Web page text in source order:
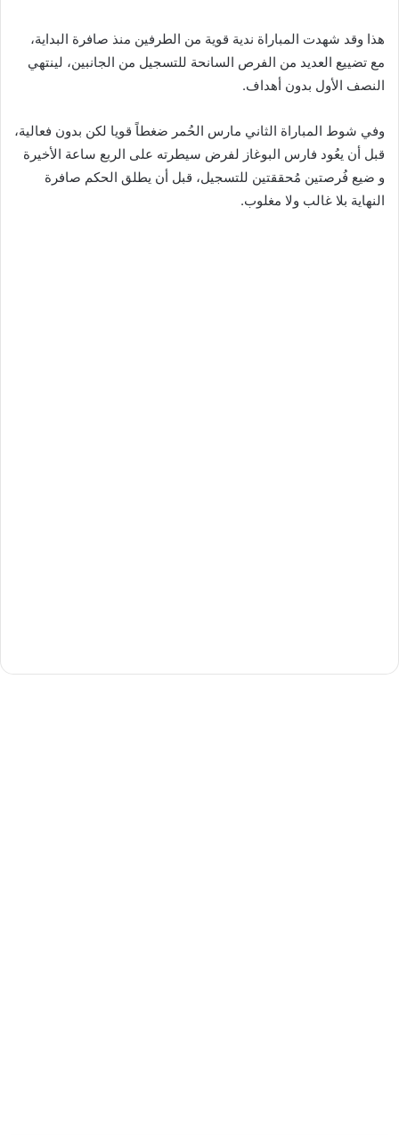
هذا وقد شهدت المباراة ندية قوية من الطرفين منذ صافرة البداية،
مع تضييع العديد من الفرص السانحة للتسجيل من الجانبين، لينتهي
النصف الأول بدون أهداف.
وفي شوط المباراة الثاني مارس الحُمر ضغطاً قويا لكن بدون فعالية،
قبل أن يعُود فارس البوغاز لفرض سيطرته على الربع ساعة الأخيرة
و ضيع فُرصتين مُحققتين للتسجيل، قبل أن يطلق الحكم صافرة
النهاية بلا غالب ولا مغلوب.